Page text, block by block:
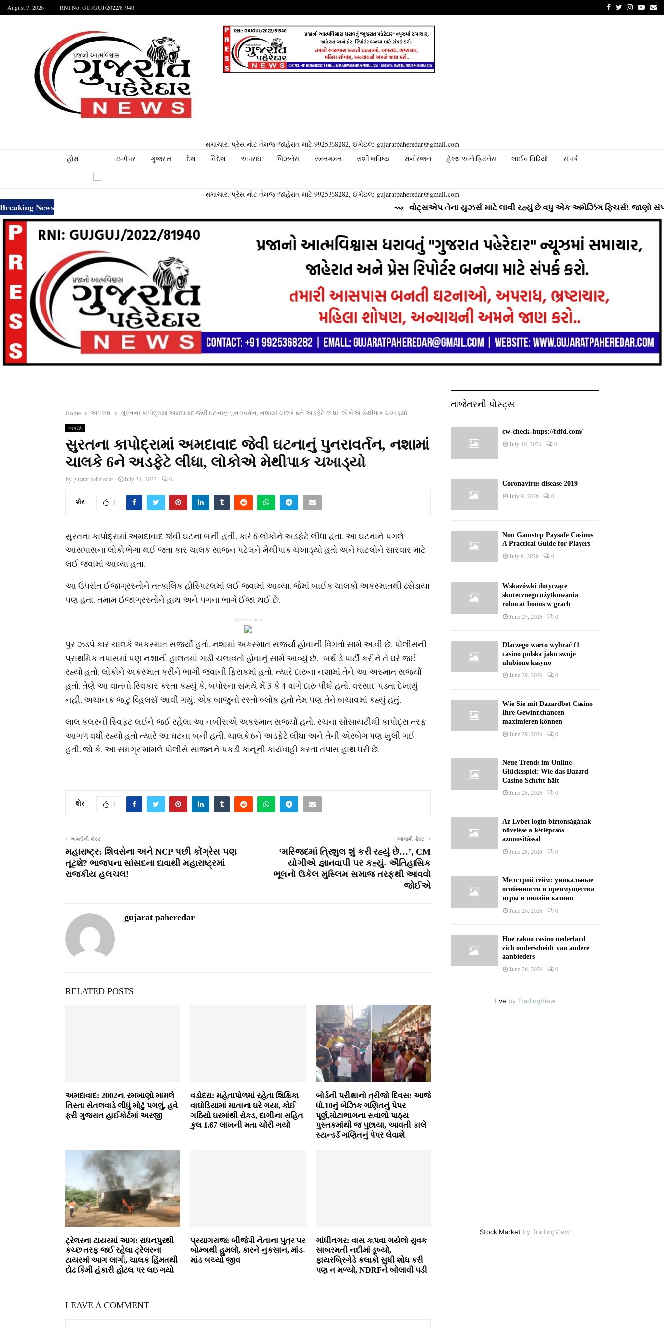
August 7, 2026 RNI No. GUJGUJ/2022/81940 FacebookTwitter
Instagram
સમાચાર, પ્રેસ નોટ તેમજ જાહેરાત માટે 9925368282, ઈમેઇલ: gujaratpaheredar@gmail.com
હોમ ઇ-પેપર ગુજરાત દેશ વિદેશ અપરાધ બિઝનેસ રમતગમત રાશી ભવિષ્ય મનોરંજન હેલ્થ અને ફિટનેસ લાઈવ વિડિયો સંપર્ક
સમાચાર, પ્રેસ નોટ તેમજ જાહેરાત માટે 9925368282, ઈમેઇલ: gujaratpaheredar@gmail.com
Breaking News ⇝ વોટ્સએપ તેના યુઝર્સ માટે લાવી રહ્યું છે વધુ એક અમેઝિંગ ફિચર્સ! જાણો સંપૂર્ણ
Home અપરાધ સુરતના કાપોદ્રામાં અમદાવાદ જેવી ઘટનાનું પુનરાવર્તન, નશામાં ચાલકે 6ને અડફેટે લીધા, લોકોએ મેથીપાક ચખાડ્યો
અપરાધ
સુરતના કાપોદ્રામાં અમદાવાદ જેવી ઘટનાનું પુનરાવર્તન, નશામાં
ચાલકે 6ને અડફેટે લીધા, લોકોએ મેથીપાક ચખાડ્યો
by gujarat paheredar July 31, 2023 0
શેર 1
સુરતના કાપોદ્રામાં અમદાવાદ જેવી ઘટના બની હતી. કારે 6 લોકોને અડફેટે લીધા હતા. આ ઘટનાને પગલે
આસપાસના લોકો ભેગા થઈ જતા કાર ચાલક સાજન પટેલને મેથીપાક ચખાડ્યો હતો અને ઘાટલોને સારવાર માટે
લઈ જવામાં આવ્યા હતા.
આ ઉપરાંત ઈજાગ્રસ્તોને તત્કાલિક હોસ્પિટલમાં લઈ જવામાં આવ્યા. જેમાં બાઈક ચાલકો અકસ્માતથી ઢસેડાયા
પણ હતા. તમામ ઈજાગ્રસ્તોને હાથ અને પગના ભાગે ઈજા થઈ છે.
Advertisement
પુર ઝડપે કાર ચાલકે અકસ્માત સર્જ્યો હતો. નશામાં અકસ્માત સર્જ્યો હોવાની વિગતો સામે આવી છે. પોલીસની
પ્રાથમિક તપાસમાં પણ નશાની હાલતમાં ગાડી ચલાવતો હોવાનું સામે આવ્યું છે. બર્થ ડે પાર્ટી કરીને તે ઘરે જઈ
રહ્યો હતો. લોકોને અકસ્માત કરીને ભાગી જવાની ફિરાકમાં હતો. ત્યારે દારુના નશામાં તેને આ અસ્માત સર્જ્યો
હતો. તેણે આ વાતનો સ્વિકાર કરતા કહ્યું કે, બપોરના સમયે મેં 3 કે 4 વાગે દારુ પીધો હતો. વરસાદ પડતા દેખાયું
નહીં. અચાનક જ ટુ વ્હિલર્સ આવી ગયું. એક બાજુનો રસ્તો બ્લોક હતો તેમ પણ તેને બચાવમાં કહ્યું હતું.
લાલ કલરની સ્વિફ્ટ લઈને જઈ રહેલા આ નબીરાએ અકસ્માત સર્જ્યો હતો. રચના સોસાયટીથી કાપોદ્રા તરફ
આગળ વધી રહ્યો હતો ત્યારે આ ઘટના બની હતી. ચાલકે 6ને અડફેટે લીધા અને તેની એરબેગ પણ ખુલી ગઈ
હતી. જો કે, આ સમગ્ર મામલે પોલીસે સાજનને પકડી કાનૂની કાર્યવાહી કરતા તપાસ હાથ ધરી છે.
શેર 1
અગાઉની પોસ્ટ
મહારાષ્ટ્ર: શિવસેના અને NCP પછી કોંગ્રેસ પણ
તૂટશે? ભાજપના સાંસદના દાવાથી મહારાષ્ટ્રમાં
રાજકીય હલચલ!
આગામી પોસ્ટ
‘મસ્જિદમાં ત્રિશુલ શું કરી રહ્યું છે…’, CM
યોગીએ જ્ઞાનવાપી પર કહ્યું- ઐતિહાસિક
ભૂલનો ઉકેલ મુસ્લિમ સમાજ તરફથી આવવો
જોઈએ
gujarat paheredar
RELATED POSTS
અમદાવાદ: 2002ના રમખાણો મામલે
તિસ્તા સેતલવાડે લીધું મોટું પગલું, હવે
ફરી ગુજરાત હાઈકોર્ટમાં અરજી
વડોદરા: મહેતાપોળમાં રહેતા શિક્ષિકા
વાઘોડિયામાં માતાના ઘરે ગયા, કોઈ
ગઠિયો ઘરમાંથી રોકડ, દાગીના સહિત
કુલ 1.67 લાખની મતા ચોરી ગયો
બોર્ડની પરીક્ષાનો ત્રીજો દિવસ: આજે
ધો.10નું બેઝિક ગણિતનું પેપર
પૂર્ણ,મોટાભાગના સવાલો પાઠ્ય
પુસ્તકમાંથી જ પુછાયા, આવતી કાલે
સ્ટાન્ડર્ડ ગણિતનું પેપર લેવાશે
ટ્રેલરના ટાયરમાં આગ: રાધનપુરથી
કચ્છ તરફ જઈ રહેલા ટ્રેલરના
ટાયરમાં આગ લાગી, ચાલક હિંમતથી
દોઢ કિમી હંકારી હોટલ પર લઇ ગયો
પ્રયાગરાજ: બીજેપી નેતાના પુત્ર પર
બોમ્બથી હુમલો, કારને નુકસાન, માંડ-
માંડ બચ્યો જીવ
ગાંધીનગર: વાસ કાપવા ગયેલો યુવક
સાબરમતી નદીમાં ડૂબ્યો,
ફાયરબ્રિગેડે કલાકો સુધી શોધ કરી
પણ ન મળ્યો, NDRFને બોલાવી પડી
LEAVE A COMMENT
તાજેતરની પોસ્ટ્સ
cw-check-https://fdfd.com/
July 10, 2026 0
Coronavirus disease 2019
July 9, 2026 0
Non Gamstop Paysafe Casinos
A Practical Guide for Players
July 6, 2026 0
Wskazówki dotyczące
skutecznego użytkowania
robocat bonus w grach
June 29, 2026 0
Dlaczego warto wybrać f1
casino polska jako swoje
ulubione kasyno
June 29, 2026 0
Wie Sie mit Dazardbet Casino
Ihre Gewinnchancen
maximieren können
June 29, 2026 0
Neue Trends im Online-
Glücksspiel: Wie das Dazard
Casino Schritt hält
June 28, 2026 0
Az Lvbet login biztonságának
növelése a kétlépcsős
azonosítással
June 28, 2026 0
Мелстрой гейм: уникальные
особенности и преимущества
игры в онлайн казино
June 26, 2026 0
Hoe rakoo casino nederland
zich onderscheidt van andere
aanbieders
June 26, 2026 0
Live by TradingView
Stock Marketby TradingView